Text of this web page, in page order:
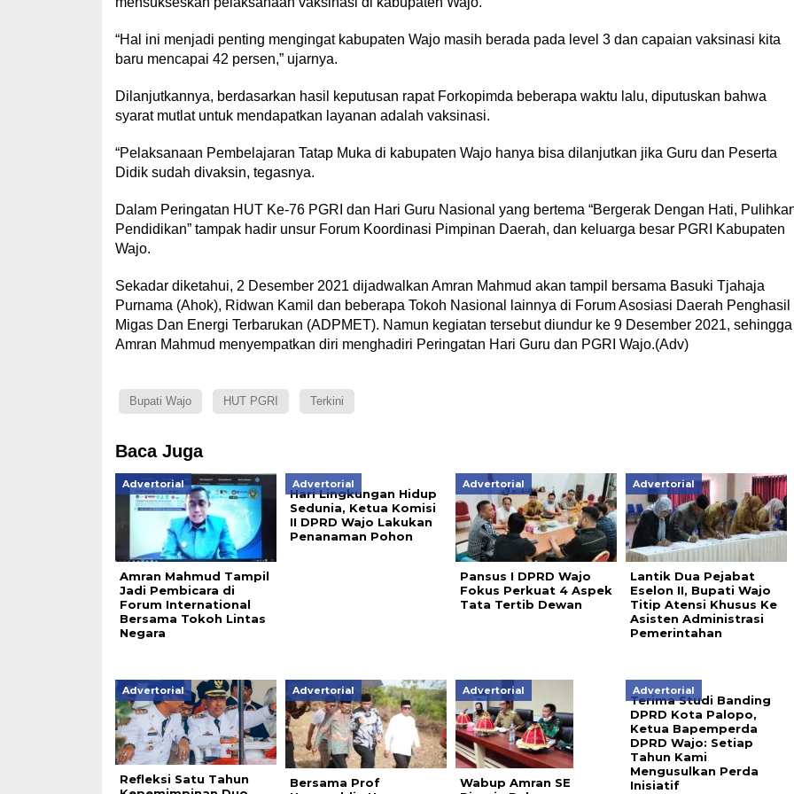
“Hal ini menjadi penting mengingat kabupaten Wajo masih berada pada level 3 dan capaian vaksinasi kita
baru mencapai 42 persen,” ujarnya.
Dilanjutkannya, berdasarkan hasil keputusan rapat Forkopimda beberapa waktu lalu, diputuskan bahwa
syarat mutlat untuk mendapatkan layanan adalah vaksinasi.
“Pelaksanaan Pembelajaran Tatap Muka di kabupaten Wajo hanya bisa dilanjutkan jika Guru dan Peserta
Didik sudah divaksin, tegasnya.
Dalam Peringatan HUT Ke-76 PGRI dan Hari Guru Nasional yang bertema “Bergerak Dengan Hati,
Pendidikan” tampak hadir unsur Forum Koordinasi Pimpinan Daerah, dan keluarga besar PGRI Kabupaten
Wajo.
Sekadar diketahui, 2 Desember 2021 dijadwalkan Amran Mahmud akan tampil bersama Basuki Tjahaja
Purnama (Ahok), Ridwan Kamil dan beberapa Tokoh Nasional lainnya di Forum Asosiasi Daerah Penghasil
Migas Dan Energi Terbarukan (ADPMET). Namun kegiatan tersebut diundur ke 9 Desember 2021, sehingga
Amran Mahmud menyempatkan diri menghadiri Peringatan Hari Guru dan PGRI Wajo.(Adv)
Bupati Wajo HUT PGRI Terkini
Baca Juga
Advertorial
Amran Mahmud Tampil
Jadi Pembicara di
Forum International
Bersama Tokoh Lintas
Negara
Advertorial
Hari Lingkungan Hidup
Sedunia, Ketua Komisi
II DPRD Wajo Lakukan
Penanaman Pohon
Advertorial
Pansus I DPRD Wajo
Fokus Perkuat 4 Aspek
Tata Tertib Dewan
Advertorial
Lantik Dua Pejabat
Eselon II, Bupati Wajo
Titip Atensi Khusus Ke
Asisten Administrasi
Pemerintahan
Advertorial
Refleksi Satu Tahun
Advertorial
Bersama Prof
Advertorial
Wabup Amran SE
Advertorial
Terima Studi Banding
DPRD Kota Palopo,
Ketua Bapemperda
DPRD Wajo: Setiap
Tahun Kami
Mengusulkan Perda
Inisiatif